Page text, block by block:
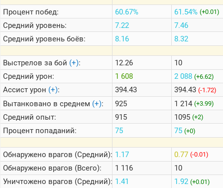
ВК
Портал
Мира
Танков
Процент побед:
Средний уровень:
Средний уровень боёв:
Выстрелов за бой (+):
Средний урон:
Ассист урон (+):
Вытанковано в среднем (+):
Средний опыт:
Процент попаданий:
Обнаружено врагов (Средний):
Обнаружено врагов (Всего):
Уничтожено врагов (Средний):
60.67%
7.22
8.16
12.26
1 608
394.43
925
915
75
1.17
1 116
1.41
61.54% (+0.01)
7.46
8.32
10
2 088 (+6.62)
394.43 (-1.72)
1 214 (+3.99)
1095 (+2)
75 (+0)
0.77 (-0.01)
10
1.92 (+0.01)